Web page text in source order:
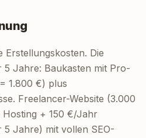
Erstellungskosten. Die
Jahre: Baukasten mit Pro-
1.800 €) plus
Freelancer-Website (3.000
+ 150 €/Jahr
Jahre) mit vollen SEO-